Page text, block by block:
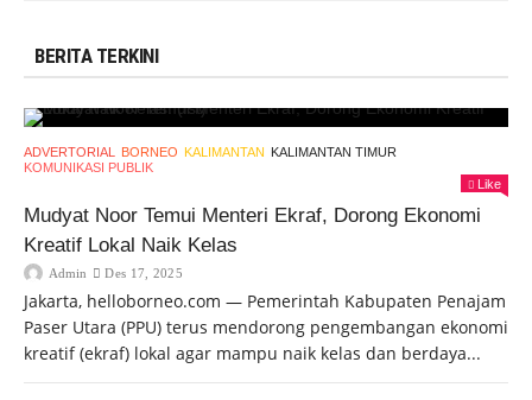
BERITA TERKINI
ADVERTORIAL BORNEO KALIMANTAN KALIMANTAN TIMUR
KOMUNIKASI PUBLIK
Like
Mudyat Noor Temui Menteri Ekraf, Dorong Ekonomi
Kreatif Lokal Naik Kelas
Admin Des 17, 2025
Jakarta, helloborneo.com — Pemerintah Kabupaten Penajam
Paser Utara (PPU) terus mendorong pengembangan ekonomi
kreatif (ekraf) lokal agar mampu naik kelas dan berdaya...